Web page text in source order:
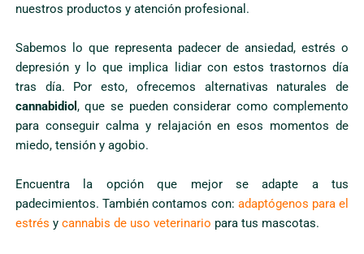
nuestros productos y atención profesional.
Sabemos lo que representa padecer de ansiedad, estrés o
depresión y lo que implica lidiar con estos trastornos día
tras día. Por esto, ofrecemos alternativas naturales de
cannabidiol , que se pueden considerar como complemento
para conseguir calma y relajación en esos momentos de
miedo, tensión y agobio.
Encuentra la opción que mejor se adapte a tus
padecimientos. También contamos con: adaptógenos para el
estrés y cannabis de uso veterinario para tus mascotas.